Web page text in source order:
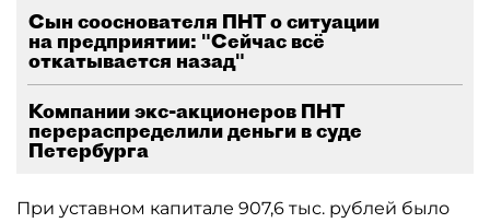
Сын сооснователя ПНТ о ситуации
на предприятии: "Сейчас всё
откатывается назад"
Компании экс-акционеров ПНТ
перераспределили деньги в суде
Петербурга
При уставном капитале 907,6 тыс. рублей было